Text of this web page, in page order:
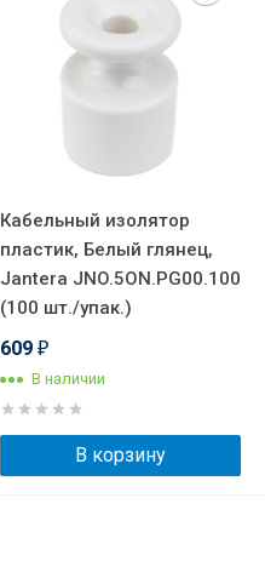
Кабельный изолятор
пластик, Белый глянец,
Jantera JNO.5ON.PG00.100
(100 шт./упак.)
609 ₽
В наличии
В корзину